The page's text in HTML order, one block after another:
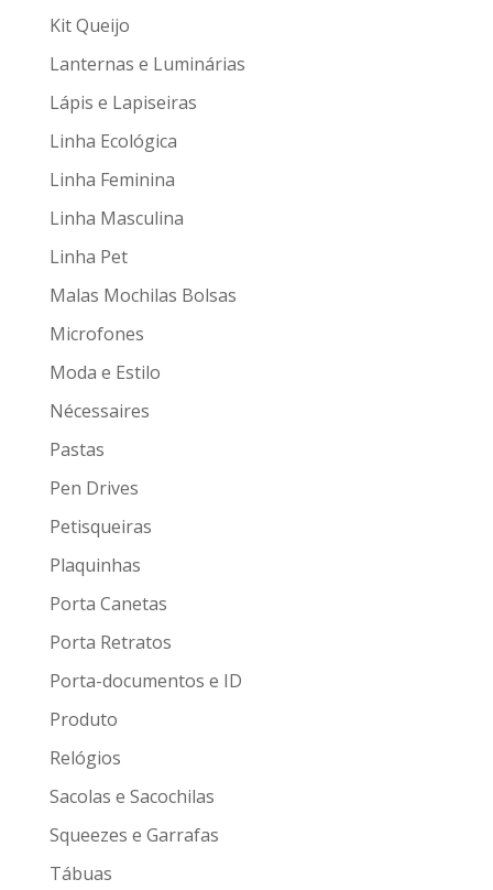
Kit Queijo
Lanternas e Luminárias
Lápis e Lapiseiras
Linha Ecológica
Linha Feminina
Linha Masculina
Linha Pet
Malas Mochilas Bolsas
Microfones
Moda e Estilo
Nécessaires
Pastas
Pen Drives
Petisqueiras
Plaquinhas
Porta Canetas
Porta Retratos
Porta-documentos e ID
Produto
Relógios
Sacolas e Sacochilas
Squeezes e Garrafas
Tábuas